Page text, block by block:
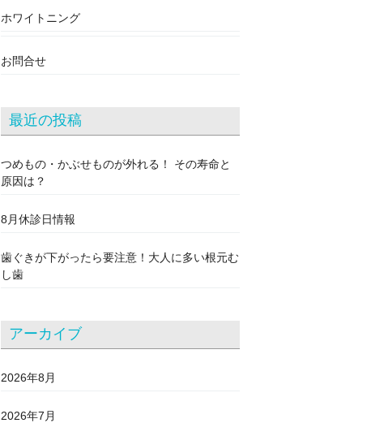
ホワイトニング
お問合せ
最近の投稿
つめもの・かぶせものが外れる！ その寿命と
原因は？
8月休診日情報
歯ぐきが下がったら要注意！大人に多い根元む
し歯
アーカイブ
2026年8月
2026年7月